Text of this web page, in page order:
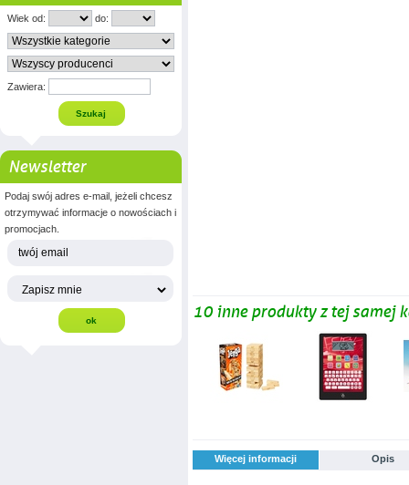
Wiek od: do:
Zawiera:
Newsletter
Podaj swój adres e-mail, jeżeli chcesz
otrzymywać informacje o nowościach i
promocjach.
10 inne produkty z tej samej
Więcej informacji Opis